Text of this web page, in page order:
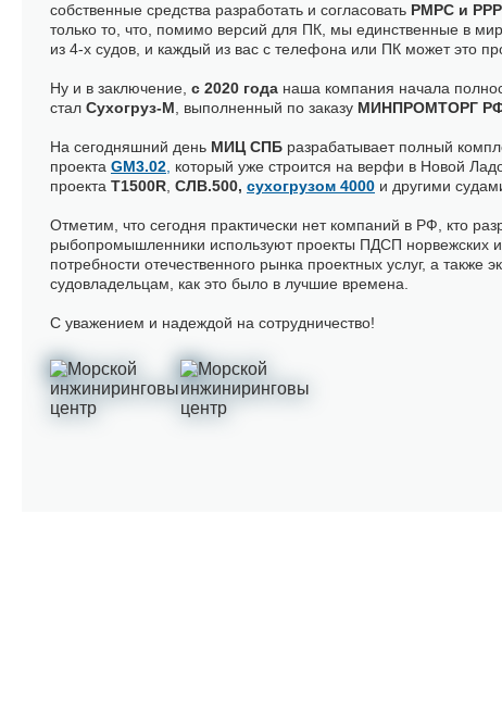
собственные средства разработать и согласовать РМРС и РРР
только то, что, помимо версий для ПК, мы единственные в
из 4-х судов, и каждый из вас с телефона или ПК может это
Ну и в заключение, с 2020 года наша компания начала
стал Сухогруз-М , выполненный по заказу МИНПРОМТОРГ
На сегодняшний день МИЦ СПБ разрабатывает полный
проекта GM3.02 который уже строится на верфи в Новой
проекта Т1500R СЛВ.500, сухогрузом 4000 и другими
Отметим, что сегодня практически нет компаний в РФ, кто
рыбопромышленники используют проекты ПДСП норвежских
потребности отечественного рынка проектных услуг, а
судовладельцам, как это было в лучшие времена.
С уважением и надеждой на сотрудничество!